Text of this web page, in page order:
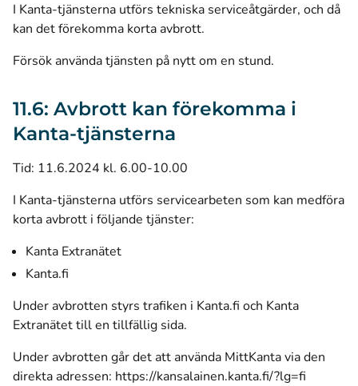
I Kanta-tjänsterna utförs tekniska serviceåtgärder, och då
kan det förekomma korta avbrott.
Försök använda tjänsten på nytt om en stund.
11.6: Avbrott kan förekomma i
Kanta-tjänsterna
Tid: 11.6.2024 kl. 6.00-10.00
I Kanta-tjänsterna utförs servicearbeten som kan medföra
korta avbrott i följande tjänster:
Kanta Extranätet
Kanta.fi
Under avbrotten styrs trafiken i Kanta.fi och Kanta
Extranätet till en tillfällig sida.
Under avbrotten går det att använda MittKanta via den
direkta adressen: https://kansalainen.kanta.fi/?lg=fi